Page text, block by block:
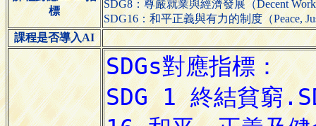
標
SDG8：尊嚴就業與經濟發展（Decent
SDG16：和平正義與有力的制度（Peace,
課程是否導入AI